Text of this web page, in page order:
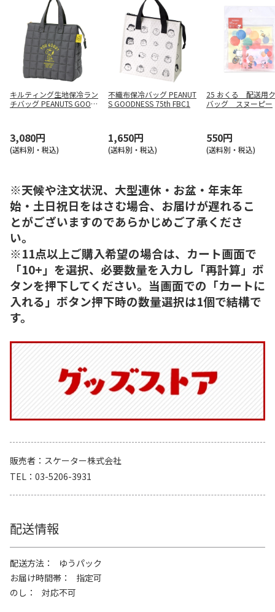
キルティング生地保冷ラン
チバッグ PEANUTS GOOD
3,080円
(送料別・税込)
不織布保冷バッグ PEANUT
S GOODNESS 75th FBC1
1,650円
(送料別・税込)
25 おくる 配送用
バッグ スヌーピー
550円
(送料別・税込)
※天候や注文状況、大型連休・お盆・年末年
始・土日祝日をはさむ場合、お届けが遅れるこ
とがございますのであらかじめご了承くださ
い。
※11点以上ご購入希望の場合は、カート画面で
「10+」を選択、必要数量を入力し「再計算」ボ
タンを押下してください。当画面での「カートに
入れる」ボタン押下時の数量選択は1個で結構で
す。
販売者
スケーター株式会社
TEL
03-5206-3931
配送情報
配送方法
ゆうパック
お届け時間帯
指定可
のし
対応不可